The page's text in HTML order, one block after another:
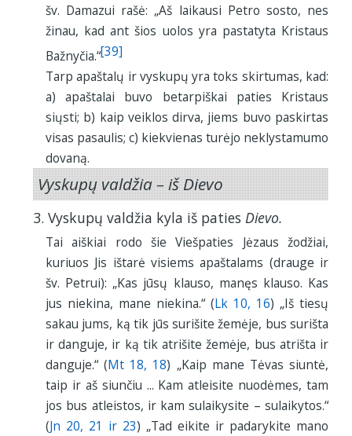
šv. Damazui rašė: „Aš laikausi Petro sosto, nes
žinau, kad ant šios uolos yra pastatyta Kristaus
Bažnyčia.“[39]
Tarp apaštalų ir vyskupų yra toks skirtumas, kad:
a) apaštalai buvo betarpiškai paties Kristaus
siųsti; b) kaip veiklos dirva, jiems buvo paskirtas
visas pasaulis; c) kiekvienas turėjo neklystamumo
dovaną.
Vyskupų valdžia – iš Dievo
3. Vyskupų valdžia kyla iš paties Dievo.
Tai aiškiai rodo šie Viešpaties Jėzaus žodžiai,
kuriuos Jis ištarė visiems apaštalams (drauge ir
šv. Petrui): „Kas jūsų klauso, manęs klauso. Kas
jus niekina, mane niekina.“ (Lk 10, 16) „Iš tiesų
sakau jums, ką tik jūs surišite žemėje, bus surišta
ir danguje, ir ką tik atrišite žemėje, bus atrišta ir
danguje.“ (Mt 18, 18) „Kaip mane Tėvas siuntė,
taip ir aš siunčiu ... Kam atleisite nuodėmes, tam
jos bus atleistos, ir kam sulaikysite – sulaikytos.“
(Jn 20, 21 ir 23) „Tad eikite ir padarykite mano